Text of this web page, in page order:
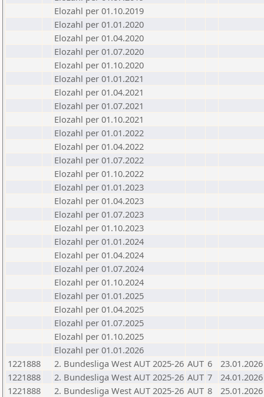
Elozahl per 01.10.2019
Elozahl per 01.01.2020
Elozahl per 01.04.2020
Elozahl per 01.07.2020
Elozahl per 01.10.2020
Elozahl per 01.01.2021
Elozahl per 01.04.2021
Elozahl per 01.07.2021
Elozahl per 01.10.2021
Elozahl per 01.01.2022
Elozahl per 01.04.2022
Elozahl per 01.07.2022
Elozahl per 01.10.2022
Elozahl per 01.01.2023
Elozahl per 01.04.2023
Elozahl per 01.07.2023
Elozahl per 01.10.2023
Elozahl per 01.01.2024
Elozahl per 01.04.2024
Elozahl per 01.07.2024
Elozahl per 01.10.2024
Elozahl per 01.01.2025
Elozahl per 01.04.2025
Elozahl per 01.07.2025
Elozahl per 01.10.2025
Elozahl per 01.01.2026
1221888
2. Bundesliga West AUT 2025-26 AUT 6
23.01.2026
1221888
2. Bundesliga West AUT 2025-26 AUT 7
24.01.2026
1221888
2. Bundesliga West AUT 2025-26 AUT 8
25.01.2026